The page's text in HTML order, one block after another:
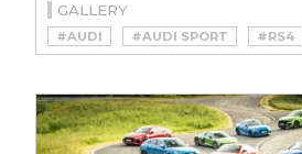
GALLERY
#AUDI #AUDI SPORT
#RS4
#WAGON